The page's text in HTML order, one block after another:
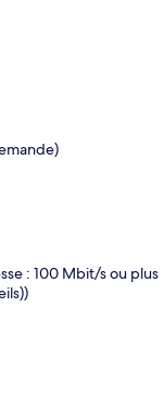
: 100 Mbit/s ou plus